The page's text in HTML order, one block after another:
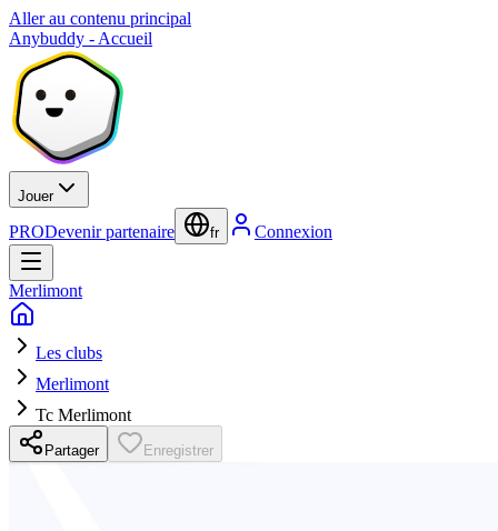
Aller au contenu principal
Anybuddy - Accueil
Jouer
PRODevenir partenaire fr Connexion
Merlimont
Les clubs
Merlimont
Tc Merlimont
Partager Enregistrer